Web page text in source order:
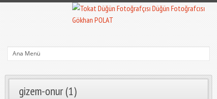
gizem-onur (1)